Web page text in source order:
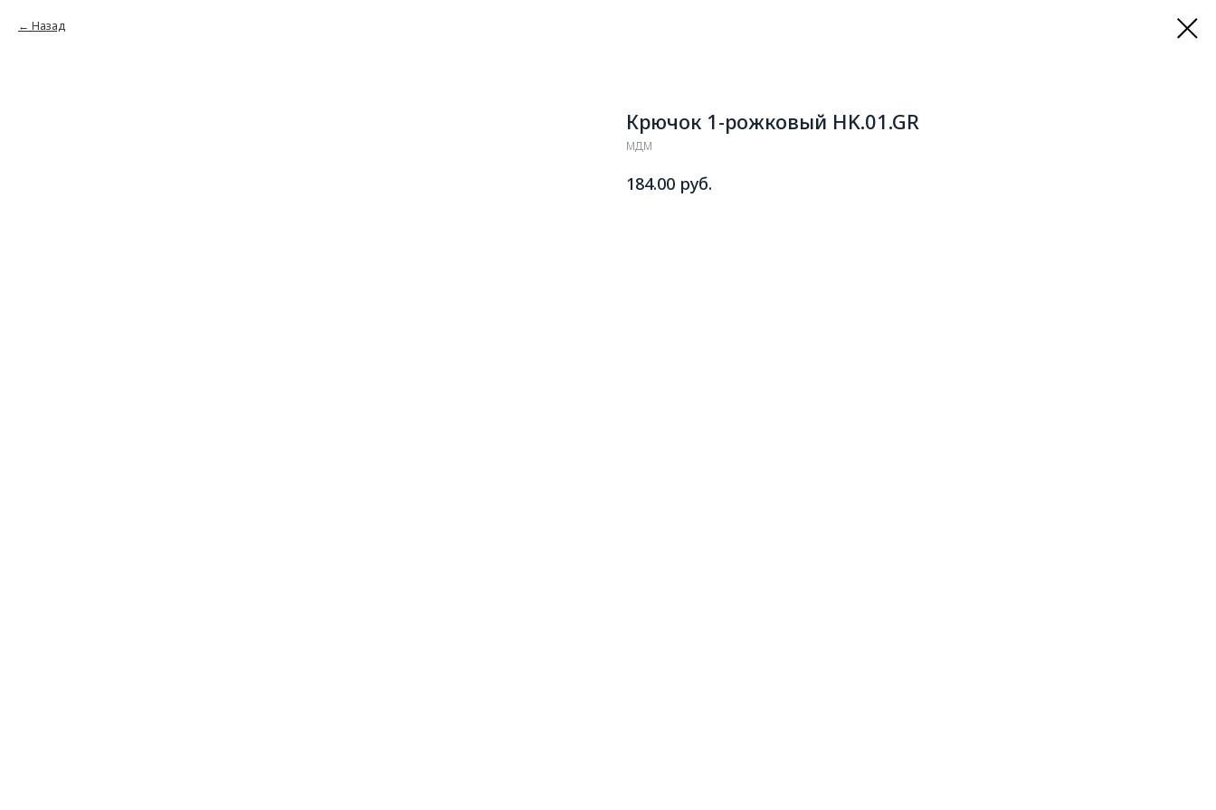
Назад
Крючок 1-рожковый HK.01.GR
МДМ
184.00 руб.